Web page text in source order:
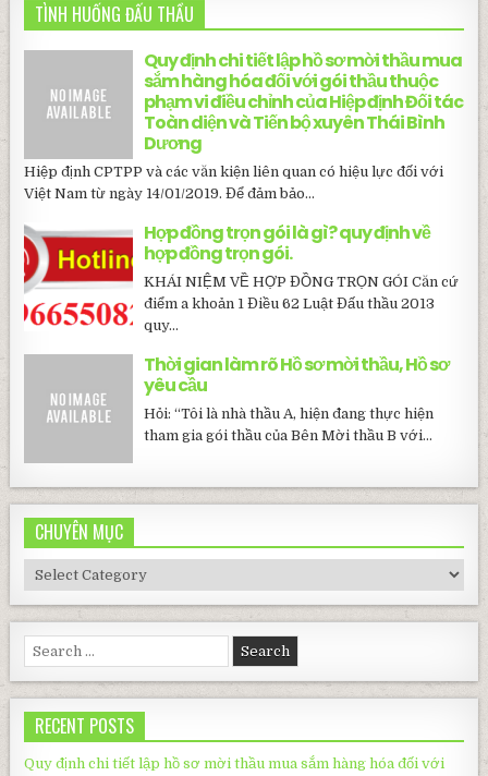
TÌNH HUỐNG ĐẤU THẦU
Quy định chi tiết lập hồ sơ mời thầu mua
sắm hàng hóa đối với gói thầu thuộc
phạm vi điều chỉnh của Hiệp định Đối tác
Toàn diện và Tiến bộ xuyên Thái Bình
Dương
Hiệp định CPTPP và các văn kiện liên quan có hiệu lực đối với
Việt Nam từ ngày 14/01/2019. Để đảm bảo...
Hợp đồng trọn gói là gì? quy định về
hợp đồng trọn gói.
KHÁI NIỆM VỀ HỢP ĐỒNG TRỌN GÓI Căn cứ
điểm a khoản 1 Điều 62 Luật Đấu thầu 2013
quy...
Thời gian làm rõ Hồ sơ mời thầu, Hồ sơ
yêu cầu
Hỏi: “Tôi là nhà thầu A, hiện đang thực hiện
tham gia gói thầu của Bên Mời thầu B với...
CHUYÊN MỤC
CHUYÊN
MỤC
Search
for:
RECENT POSTS
Quy định chi tiết lập hồ sơ mời thầu mua sắm hàng hóa đối với